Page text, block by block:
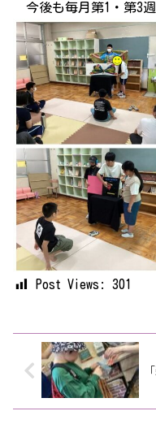
今後も毎月第1・第3週
Post Views: 301